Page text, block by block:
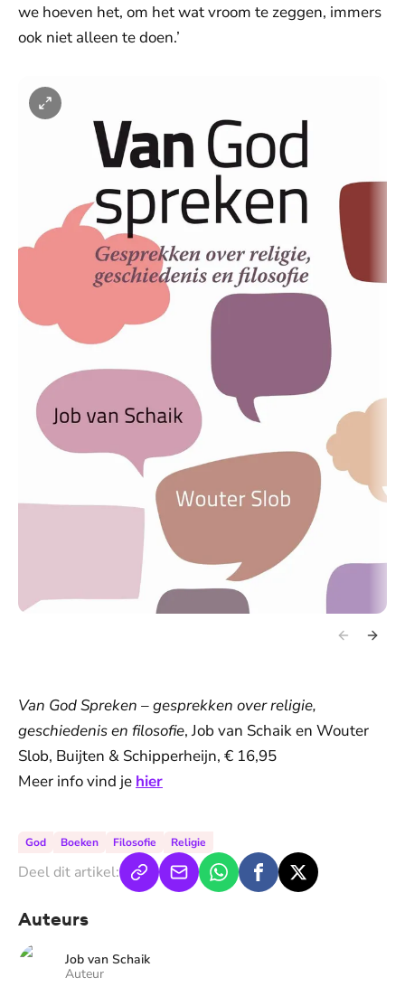
we hoeven het, om het wat vroom te zeggen, immers
ook niet alleen te doen.’
Van God Spreken – gesprekken over religie,
geschiedenis en filosofie, Job van Schaik en Wouter
Slob, Buijten & Schipperheijn, € 16,95
Meer info vind je hier
God Boeken Filosofie Religie
Deel dit artikel:
Auteurs
Job van Schaik
Auteur